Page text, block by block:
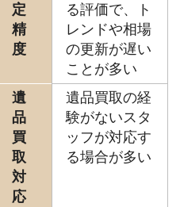
定
精
度
る評価で、ト
レンドや相場
の更新が遅い
ことが多い
遺
品
買
取
対
応
遺品買取の経
験がないスタ
ッフが対応す
る場合が多い